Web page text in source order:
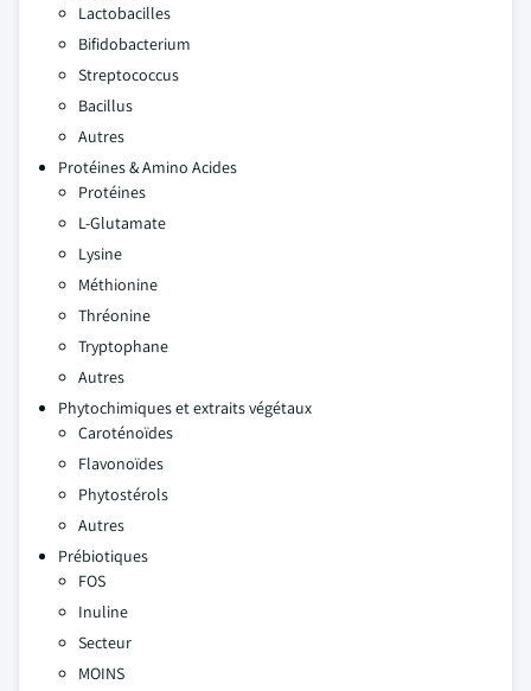
Lactobacilles
Bifidobacterium
Streptococcus
Bacillus
Autres
Protéines & Amino Acides
Protéines
L-Glutamate
Lysine
Méthionine
Thréonine
Tryptophane
Autres
Phytochimiques et extraits végétaux
Caroténoïdes
Flavonoïdes
Phytostérols
Autres
Prébiotiques
FOS
Inuline
Secteur
MOINS